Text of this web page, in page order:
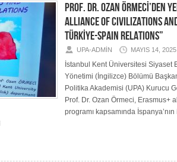
PROF. DR. OZAN ÖRMECİ’DEN
ALLIANCE OF CIVILIZATIONS
TÜRKİYE-SPAIN RELATIONS”
UPA-ADMIN MAYIS 14, 2025
İstanbul Kent Üniversitesi Siyaset
Yönetimi (İngilizce) Bölümü
Politika Akademisi (UPA) Kurucu
Prof. Dr. Ozan Örmeci, Erasmus+
programı kapsamında